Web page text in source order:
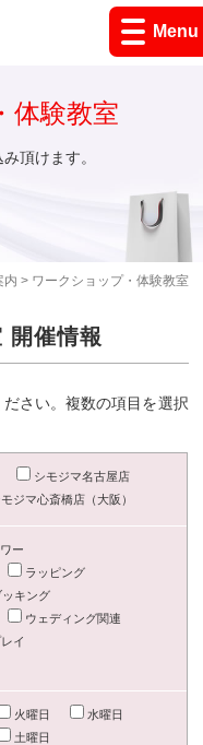
Menu
内 > ワークショップ・体験教室
体験教室
頂けます。
開催情報
さい。複数の項目を選択
シモジマ名古屋店
ジマ心斎橋店（大阪）
ー
ラッピング
キング
ウェディング関連
イ
火曜日
水曜日
土曜日